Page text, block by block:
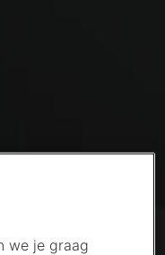
we je graag